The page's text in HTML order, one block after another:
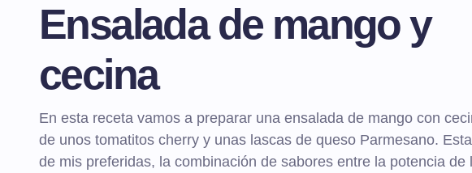
Ensalada de mango y
cecina
En esta receta vamos a preparar una ensalada de mango con
de unos tomatitos cherry y unas lascas de queso Parmesano.
de mis preferidas, la combinación de sabores entre la potencia de